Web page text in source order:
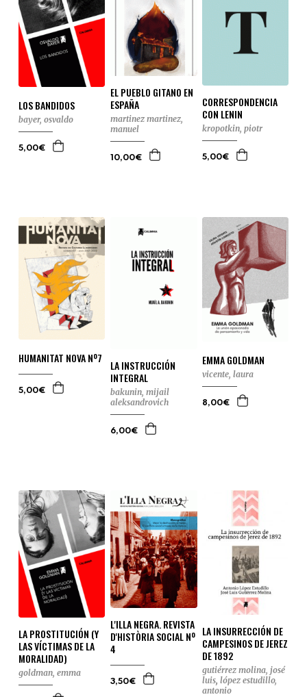
LOS BANDIDOS
bayer, osvaldo
5,00€
EL PUEBLO GITANO EN
ESPAÑA
martinez martinez,
manuel
10,00€
CORRESPONDENCIA
CON LENIN
kropotkin, piotr
5,00€
HUMANITAT NOVA Nº7
5,00€
LA INSTRUCCIÓN
INTEGRAL
bakunin, mijail
aleksandrovich
6,00€
EMMA GOLDMAN
vicente, laura
8,00€
LA PROSTITUCIÓN (Y
LAS VÍCTIMAS DE LA
MORALIDAD)
goldman, emma
L'ILLA NEGRA. REVISTA
D'HISTÒRIA SOCIAL Nº
4
3,50€
LA INSURRECCIÓN DE
CAMPESINOS DE JEREZ
DE 1892
gutiérrez molina, josé
luis,lópez estudillo,
antonio